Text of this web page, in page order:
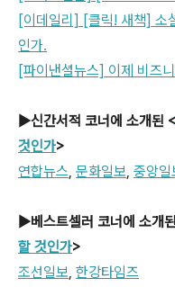
[이데일리] [클릭! 새책] 소
인가.
[파이낸셜뉴스] 이제 비즈
▶신간서적 코너에 소개된 <
것인가>
연합뉴스 문화일보 중앙일
▶베스트셀러 코너에 소개
할 것인가>
조선일보 한강타임즈